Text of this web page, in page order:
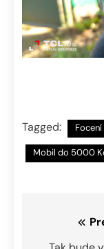
Tagged:
Mobil do 5000